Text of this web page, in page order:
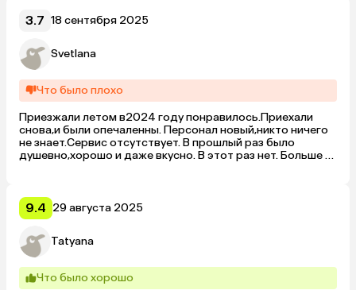
3.7 18 сентября 2025
Svetlana
Что было плохо
Приезжали летом в2024 году понравилось.Приехали
снова,и были опечаленны. Персонал новый,никто ничего
не знает.Сервис отсутствует. В прошлый раз было
душевно,хорошо и даже вкусно. В этот раз нет. Больше
9.4 29 августа 2025
Tatyana
Что было хорошо